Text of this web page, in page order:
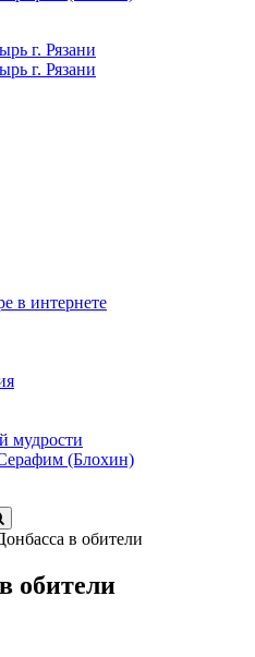
в интернете
мудрости
(Блохин)
в обители
обители